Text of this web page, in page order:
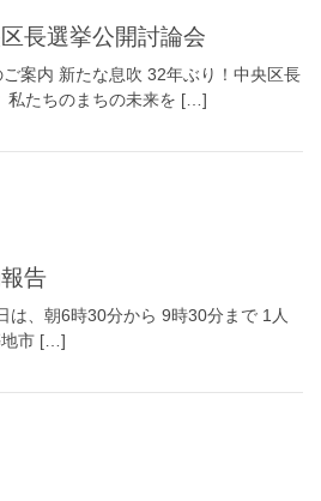
長選挙公開討論会
案内 新たな息吹 32年ぶり！中央区長
私たちのまちの未来を […]
告
は、朝6時30分から 9時30分まで 1人
市 […]